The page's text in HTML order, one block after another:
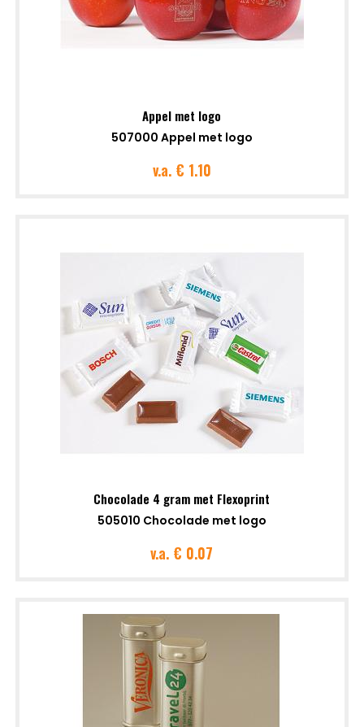
Appel met logo
507000 Appel met logo
v.a.€ 1.10
Chocolade 4 gram met Flexoprint
505010 Chocolade met logo
v.a. € 0.07